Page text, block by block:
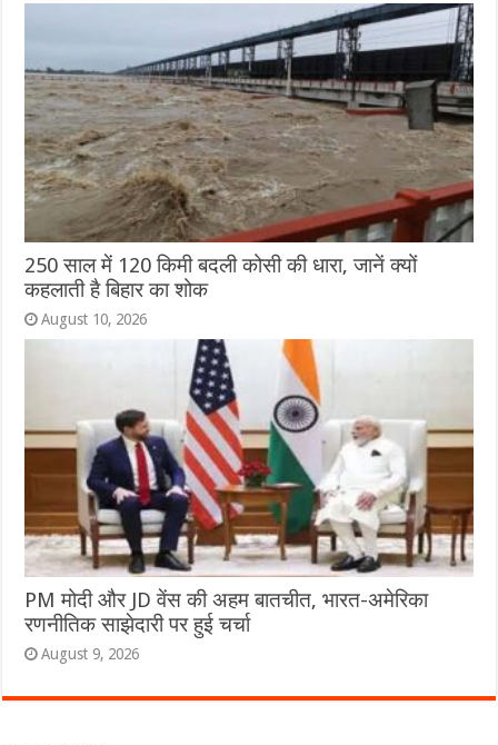
250 साल में 120 किमी बदली कोसी की धारा, जानें क्यों
कहलाती है बिहार का शोक
August 10, 2026
PM मोदी और JD वेंस की अहम बातचीत, भारत-अमेरिका
रणनीतिक साझेदारी पर हुई चर्चा
August 9, 2026